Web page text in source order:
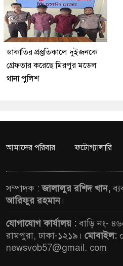
ডাকাতির প্রস্তুতিকালে দুইজনকে
গ্রেফতার করেছে মিরপুর মডেল
থানা পুলিশ
আমাদের পরিবার ফটোগ্যালারি
সম্পাদক :জালালুর রশিদ খান,
আরিফুর রহমান।
যোগাযোগ কার্যালয় :বাড়ি নং-
রামপুরা, ঢাকা-১২১৯। মোবাইল:
newsvob57@gmail. com